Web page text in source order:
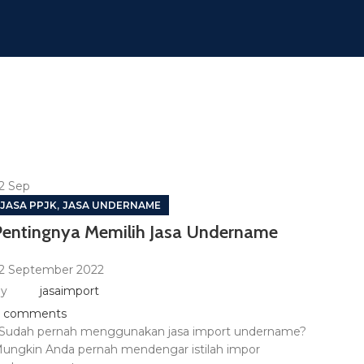
Sep
JASA PPJK, JASA UNDERNAME
Memilih Jasa Undername
September 2022
jasaimport
comments
pernah menggunakan jasa import undername?
Anda pernah mendengar istilah impor